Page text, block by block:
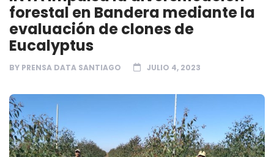
forestal en Bandera mediante la
evaluación de clones de
Eucalyptus
BY PRENSA DATA SANTIAGO JULIO 4, 2023